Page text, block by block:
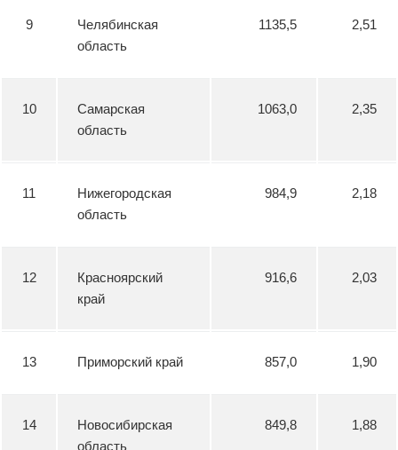
9
Челябинская
область
1135,5 2,51
10
Самарская
область
1063,0 2,35
11
Нижегородская
область
984,9 2,18
12
Красноярский
край
916,6 2,03
13 Приморский край 857,0 1,90
14
Новосибирская
область
849,8 1,88